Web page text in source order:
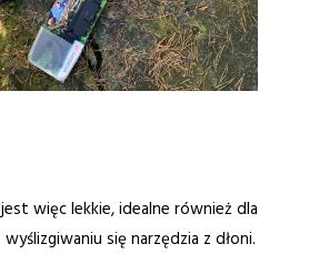
więc lekkie, idealne również dla
się narzędzia z dłoni.